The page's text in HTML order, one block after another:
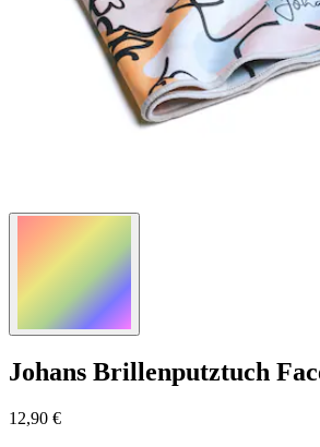
Johans Brillenputztuch
12,90 €